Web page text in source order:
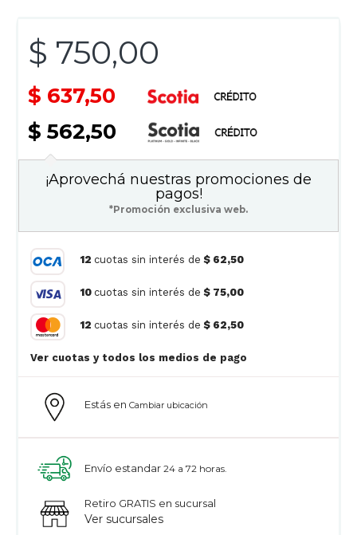
$ 750,00
$ 637,50
$ 562,50
Estás en Cambiar ubicación
Envío estandar 24 a 72 horas.
Retiro GRATIS en sucursal
Ver sucursales
¡Aprovechá nuestras promociones de
pagos!
*Promoción exclusiva web.
12 cuotas sin interés de $ 62,50
10 cuotas sin interés de $ 75,00
12 cuotas sin interés de $ 62,50
Ver cuotas y todos los medios de pago